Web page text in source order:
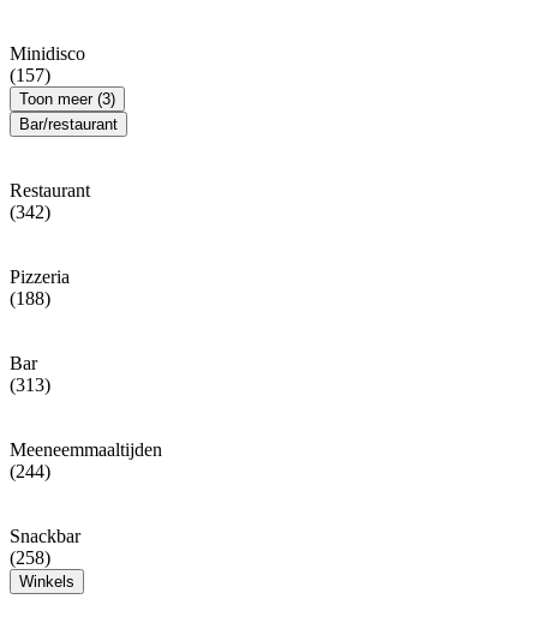
Minidisco
(157)
Toon meer (3)
Bar/restaurant
Restaurant
(342)
Pizzeria
(188)
Bar
(313)
Meeneemmaaltijden
(244)
Snackbar
(258)
Winkels